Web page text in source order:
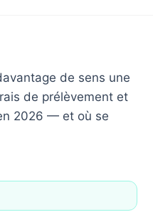
de sens une
de prélèvement et
2026 — et où se